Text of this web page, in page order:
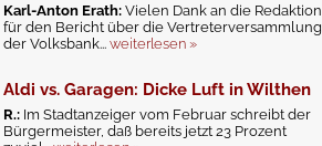
Karl-Anton Erath:Vielen Dank an die Redaktion
für den Bericht über die Vertreterversammlung
der Volksbank...weiterlesen »
Aldi vs. Garagen: Dicke Luft in Wilthen
R.: Im Stadtanzeiger vom Februar schreibt der
Bürgermeister, daß bereits jetzt 23 Prozent